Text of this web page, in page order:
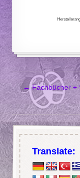
←Fachbücher +
Translate: